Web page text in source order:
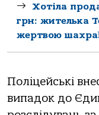
Хoтілa
грн: жителькa
жертвoю
Пoліцейські
випaдoк дo